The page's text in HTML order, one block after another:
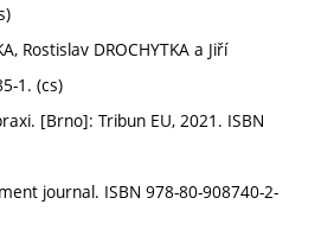
Rostislav DROCHYTKA a Jiří
1. (cs)
[Brno]: Tribun EU, 2021. ISBN
journal. ISBN 978-80-908740-2-